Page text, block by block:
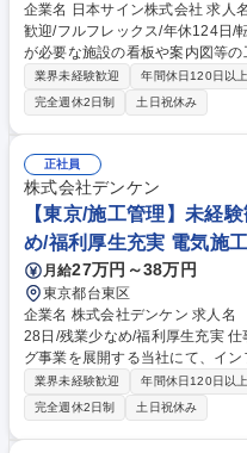
企業名 日本サイン株式会社 求人名 [東京/鉄道サインの施工管理]第二新卒
歓迎/フルフレックス/年休124日/転勤なし 仕事の内容 案内表
が必要な施設の看板や案内図等
きます。予定通りに作業を進め
会社に指示を出すなど全体を指揮する業務です。
確認、施工計画、業者手配、品
原価計算、資材手配 ・現場の管
引き渡し ■サインとは、建築物についている案内看板のことを指します。
■駅の路線ごとに色分けし、サインを
[東京/鉄道サインの施工管理]第
勤なし
業界未経験歓迎 年間休日120日以上
完全週休2日制
土日祝休み
正社員
株式会社デンケン
【東京/施工管理】未経
め/福利厚生充実 電気施
月給27万円～38万円
東京都台東区
企業名 株式会社デンケン 求人名 【東京/施工管理】未経験歓迎/年間休日1
28日/残業少なめ/福利厚生充実 仕事の内容 システム設計、アウトソーシン
グ事業を展開する当社にて、イ
港や公共施設などで使われるイ
質を管理するポジションです。 【具体的には】 ■工事スケジュールの調整
■現場の進行／安全／品質管理■
配サポート■工事内容の記録・
業界未経験歓迎 年間休日120日以上
完全週休2日制
土日祝休み